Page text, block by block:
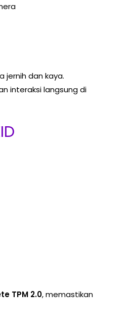
jernih dan kaya.
interaksi langsung di
TPM 2.0, memastikan